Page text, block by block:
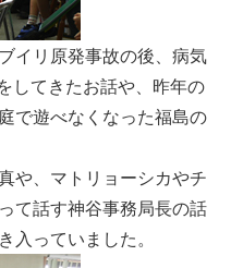
イリ原発事故の後、病気
してきたお話や、昨年の
で遊べなくなった福島の
や、マトリョーシカやチ
て話す神谷事務局長の話
入っていました。